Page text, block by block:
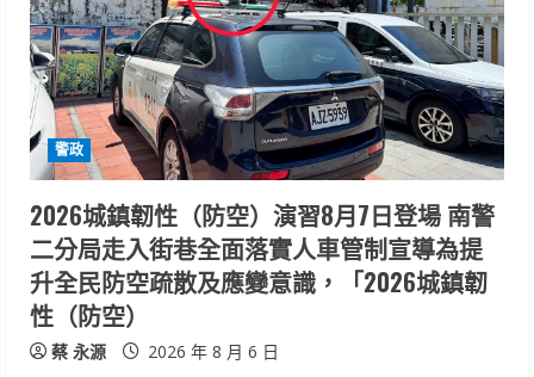
e
a
d
i
n
g
警政
2026城鎮韌性（防空）演習8月7日登場 南警
二分局走入街巷全面落實人車管制宣導為提
升全民防空疏散及應變意識，「2026城鎮韌
性（防空）
蔡 永源 2026 年 8 月 6 日